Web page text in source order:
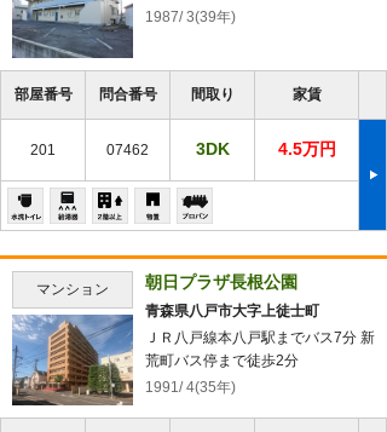
1987/ 3(39年)
部屋番号 問合番号 間取り 家賃
201 07462 3DK 4.5万円
マンション 朝日プラザ長根公園
青森県八戸市大字上徒士町
ＪＲ八戸線本八戸駅までバス7分 新
荒町バス停まで徒歩2分
1991/ 4(35年)